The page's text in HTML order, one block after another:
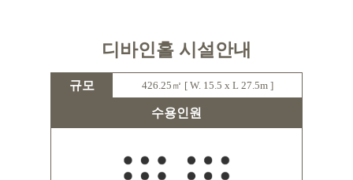
디바인홀 시설안내
규모 426.25㎡ [ W. 15.5 x L 27.5m ]
수용인원